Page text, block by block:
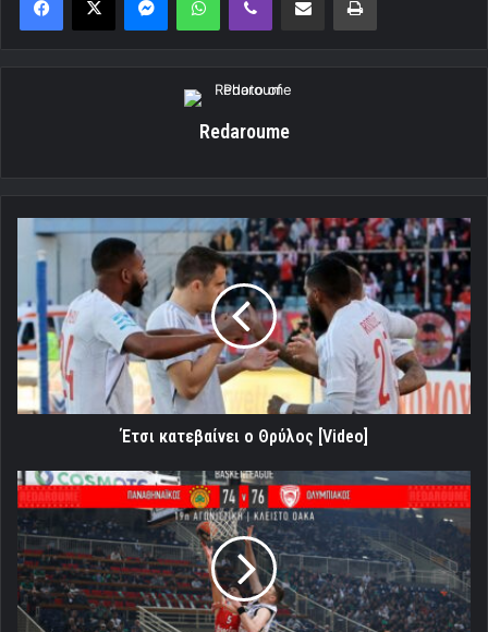
Redaroume
Έτσι
κατεβαίνει
Θρύλος
[Video]
Έτσι κατεβαίνει ο Θρύλος [Video]
Νίκη
πάλι,
νίκη
πάλι
οέ
οέ…